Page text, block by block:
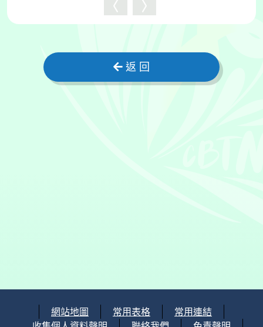
返 回
網站地圖 常用表格
常用連結